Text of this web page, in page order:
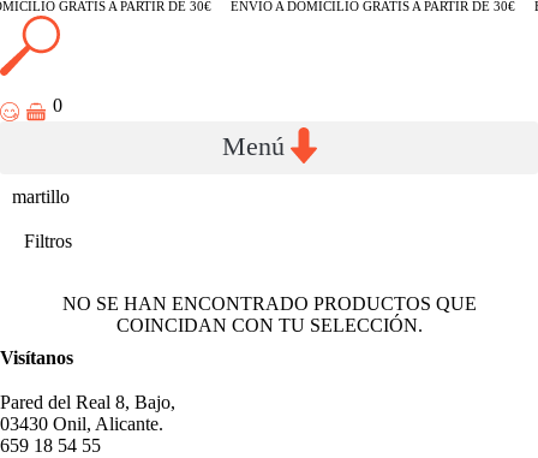
GRATIS A PARTIR DE 30€ ENVÍO A DOMICILIO GRATIS A PARTIR DE 30€
0
martillo
Filtros
NO SE HAN ENCONTRADO PRODUCTOS QUE
COINCIDAN CON TU SELECCIÓN.
Visítanos
Pared del Real 8, Bajo,
03430 Onil, Alicante.
659 18 54 55